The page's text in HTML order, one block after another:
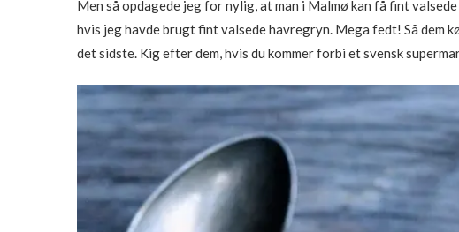
Men så opdagede jeg for nylig, at man i Malmø kan få fint
hvis jeg havde brugt fint valsede havregryn. Mega fedt! Så dem
det sidste. Kig efter dem, hvis du kommer forbi et svensk